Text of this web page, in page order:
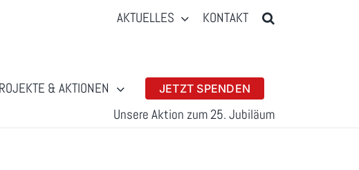
AKTUELLES KONTAKT
& AKTIONEN JETZT SPENDEN
Unsere Aktion zum 25. Jubiläum